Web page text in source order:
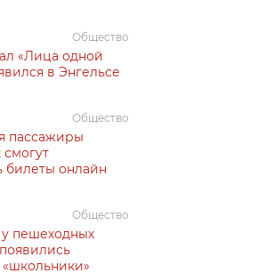
Общество
«Лица одной
в Энгельсе
Общество
пассажиры
смогут
билеты онлайн
Общество
пешеходных